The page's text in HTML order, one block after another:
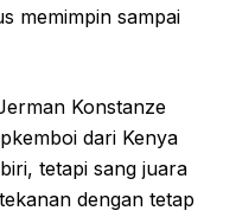
memimpin sampai
Konstanze
dari Kenya
tetapi sang juara
dengan tetap